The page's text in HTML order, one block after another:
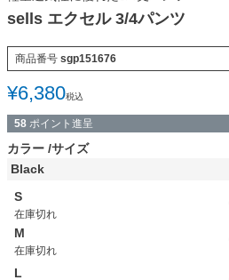
sells エクセル 3/4パンツ
商品番号 sgp151676
¥6,380税込
58 ポイント進呈
カラー サイズ
Black
S
在庫切れ
M
在庫切れ
L